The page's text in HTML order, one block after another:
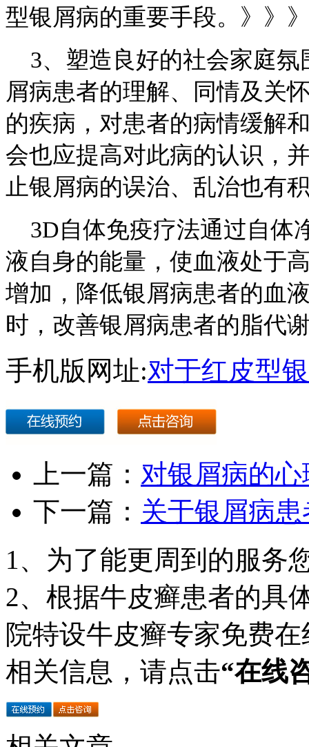
型银屑病的重要手段。》》
3、塑造良好的社会家庭氛
屑病患者的理解、同情及关
的疾病，对患者的病情缓解
会也应提高对此病的认识，
止银屑病的误治、乱治也有
3D自体免疫疗法通过自体
液自身的能量，使血液处于
增加，降低银屑病患者的血
时，改善银屑病患者的脂代
手机版网址:对于红皮型
上一篇： 对银屑病的
下一篇： 关于银屑病
1、为了能更周到的服务
2、根据牛皮癣患者的具
院特设牛皮癣专家免费
相关信息，请点击“在线